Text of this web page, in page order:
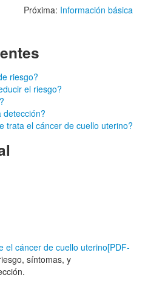
Próxima: Información básica
riesgo?
el riesgo?
detección?
trata el cáncer de cuello uterino?
el cáncer de cuello uterino[PDF-
síntomas, y